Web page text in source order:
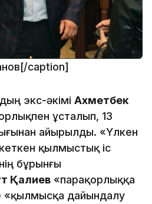
caption]
экс-әкімі Ахметбек
ұсталып, 13
айырылды. «Үлкен
кеткен қылмыстық іс
бұрынғы
Қалиев «парақорлыққа
«қылмысқа дайындалу